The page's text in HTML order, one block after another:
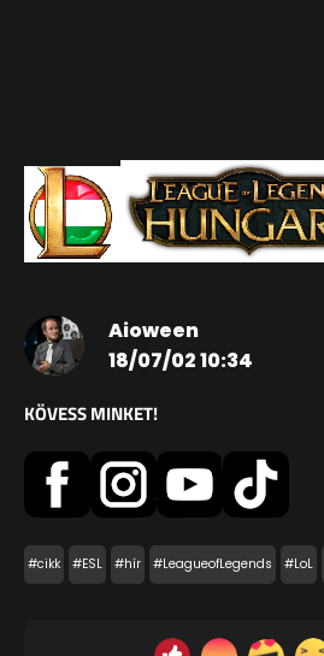
Aioween
18/07/02 10:34
KÖVESS MINKET!
#cikk #ESL #hír #LeagueofLegends #LoL